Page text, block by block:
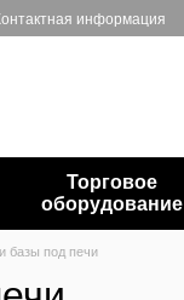
информация
Торговое
оборудование
базы под печи